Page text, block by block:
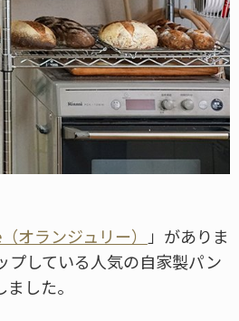
オランジュリー） 」がありま
プしている人気の自家製パン
した。